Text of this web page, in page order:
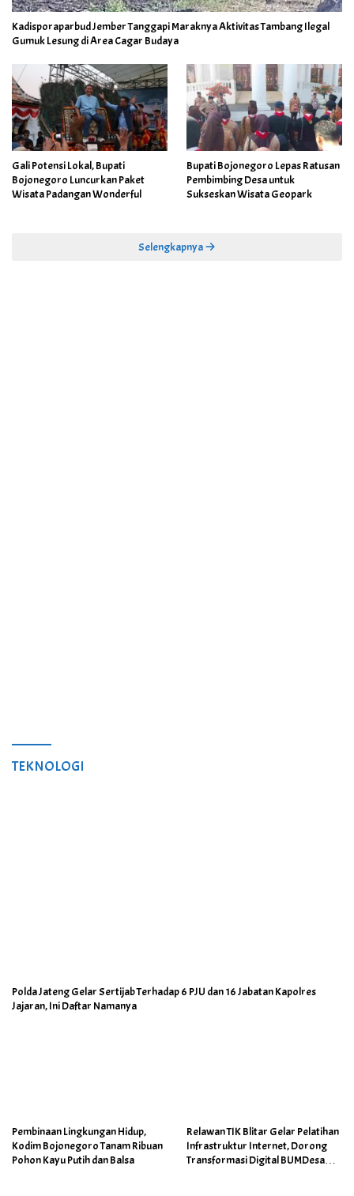
Kadisporaparbud Jember Tanggapi Maraknya Aktivitas Tambang Ilegal
Gumuk Lesung di Area Cagar Budaya
Gali Potensi Lokal, Bupati
Bojonegoro Luncurkan Paket
Wisata Padangan Wonderful
Bupati Bojonegoro Lepas Ratusan
Pembimbing Desa untuk
Sukseskan Wisata Geopark
Selengkapnya
TEKNOLOGI
Polda Jateng Gelar Sertijab Terhadap 6 PJU dan 16 Jabatan Kapolres
Jajaran, Ini Daftar Namanya
Pembinaan Lingkungan Hidup,
Kodim Bojonegoro Tanam Ribuan
Pohon Kayu Putih dan Balsa
Relawan TIK Blitar Gelar Pelatihan
Infrastruktur Internet, Dorong
Transformasi Digital BUMDesa